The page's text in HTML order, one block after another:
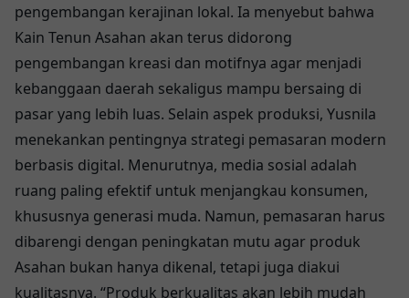
pengembangan kerajinan lokal. Ia menyebut bahwa
Kain Tenun Asahan akan terus didorong
pengembangan kreasi dan motifnya agar menjadi
kebanggaan daerah sekaligus mampu bersaing di
pasar yang lebih luas. Selain aspek produksi, Yusnila
menekankan pentingnya strategi pemasaran modern
berbasis digital. Menurutnya, media sosial adalah
ruang paling efektif untuk menjangkau konsumen,
khususnya generasi muda. Namun, pemasaran harus
dibarengi dengan peningkatan mutu agar produk
Asahan bukan hanya dikenal, tetapi juga diakui
kualitasnya. “Produk berkualitas akan lebih mudah